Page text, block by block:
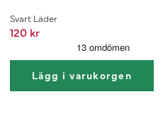
Svart Läder
120 kr
Lägg i varukorgen